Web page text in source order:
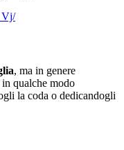
, ma in genere
qualche modo
la coda o dedicandogli